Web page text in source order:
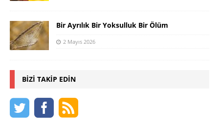
Bir Ayrılık Bir Yoksulluk Bir Ölüm
2 Mayıs 2026
BIZI TAKIP EDIN